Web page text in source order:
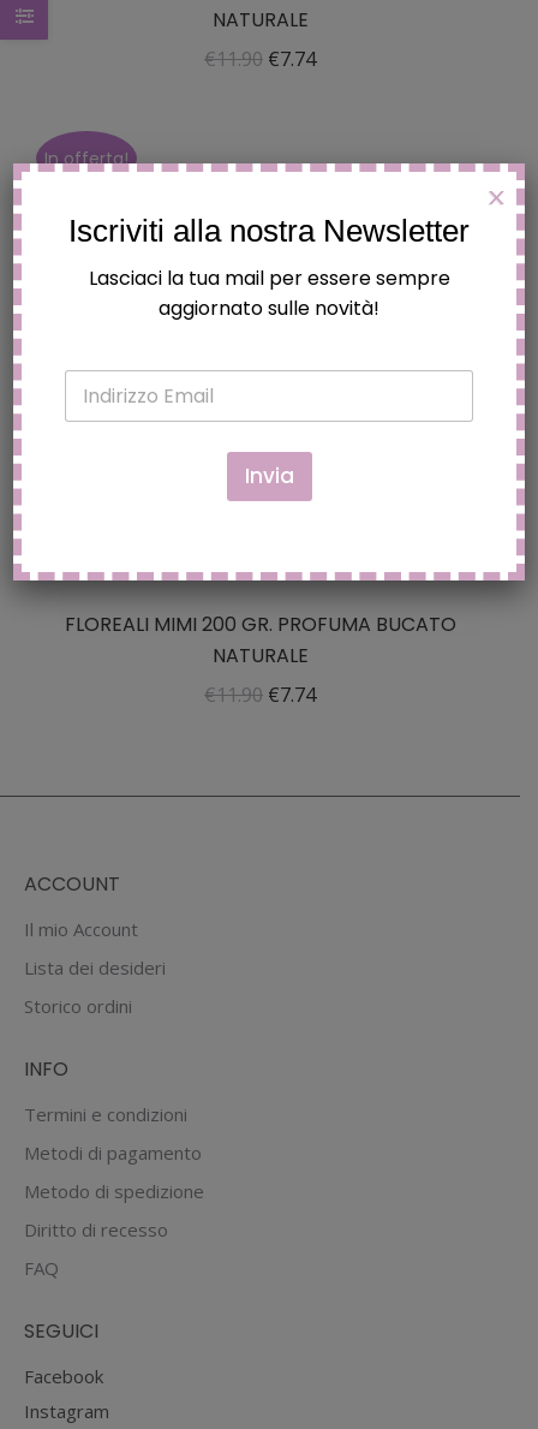
NATURALE
€11.90 Il
era:
€7.74Il
è:
In offerta!
FLOREALI MIMI 200 GR. PROFUMA BUCATO
NATURALE
€11.90 Il
era:
€7.74Il
è:
ACCOUNT
Il mio Account
Lista dei desideri
Storico ordini
INFO
Termini e condizioni
Metodi di pagamento
Metodo di spedizione
Diritto di recesso
FAQ
SEGUICI
Facebook
Instagram
Iscriviti alla nostra Newsletter
Lasciaci la tua mail per essere sempre
aggiornato sulle novità!
E
m
a
Invia
X